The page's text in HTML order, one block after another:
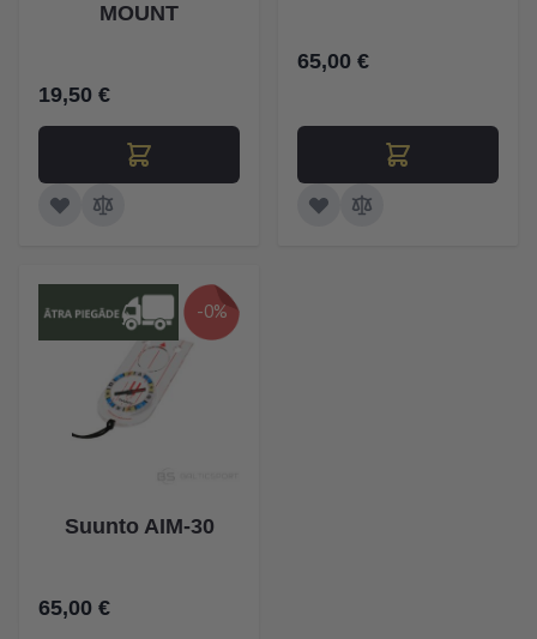
MOUNT
19,50 €
65,00 €
-0%
Suunto AIM-30
65,00 €